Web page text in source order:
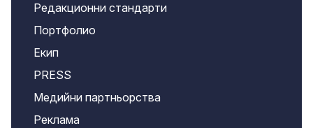
Редакционни стандарти
Портфолио
Екип
PRESS
Медийни партньорства
Реклама